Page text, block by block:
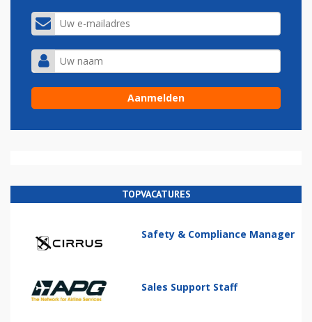
TOPVACATURES
Safety & Compliance Manager
Sales Support Staff